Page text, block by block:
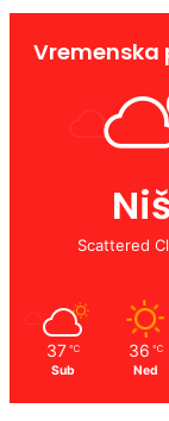
Vremenska
Niš
Scattered
37 ℃
Sub
36 ℃
Ned